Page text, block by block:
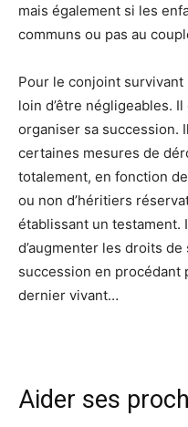
mais également si les
communs ou pas au
Pour le conjoint
loin d’être négligeables.
organiser sa succession.
certaines mesures de
totalement, en fonction
ou non d’héritiers
établissant un testament.
d’augmenter les droits
succession en procédant
dernier vivant…
Aider ses